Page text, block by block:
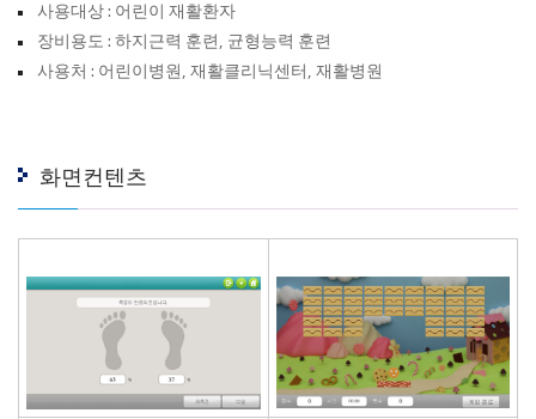
사용대상 : 어린이 재활환자
장비용도 : 하지근력 훈련, 균형능력 훈련
사용처 : 어린이병원, 재활클리닉센터, 재활병원
화면컨텐츠